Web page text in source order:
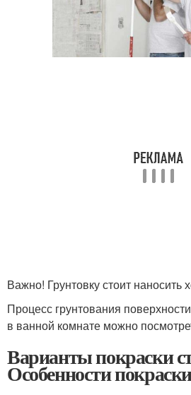
Важно! Грунтовку стоит наносить
Процесс грунтования
в ванной комнате можно
Варианты покраски
Особенности